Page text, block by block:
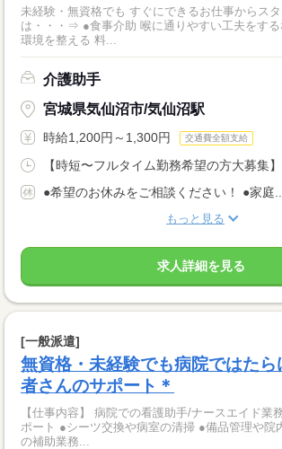
未経験・無資格でも すぐにできるお仕事からスタート！
は・・・⇒ ●食事介助 喉に通りやすい工夫をするなど 食事しやすい
環境を整える 料...
介護助手
宮城県気仙沼市/気仙沼駅
時給1,200円～1,300円 交通費全額支給
【時短〜フルタイム勤務希望の方大募集】
●希望のお休みをご相談ください！ ●家庭...
もっと見る
求人詳細を見る
[一般派遣]
無資格・未経験でも病院ではたら
者さんのサポート＊
【仕事内容】 病院での看護助手/ナースエイド業務 ●入院患者様の
ポート ●シーツ交換や病室の清掃 ●備品管理や院
の補助業務...